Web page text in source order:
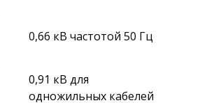
0,66 кВ частотой 50 Гц
0,91 кВ для
одножильных кабелей